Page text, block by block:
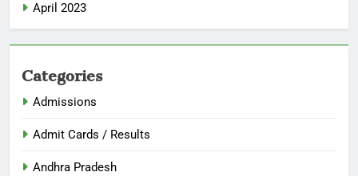
April 2023
Categories
Admissions
Admit Cards / Results
Andhra Pradesh